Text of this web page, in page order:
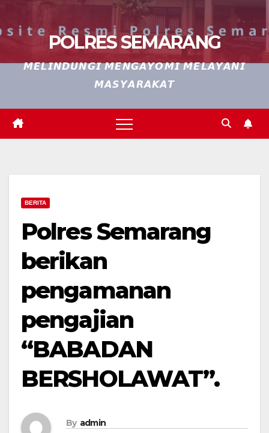
POLRES SEMARANG
𝙈𝙀𝙇𝙄𝙉𝘿𝙐𝙉𝙂𝙄 𝙈𝙀𝙉𝙂𝘼𝙔𝙊𝙈𝙄 𝙈𝙀𝙇𝘼𝙔𝘼𝙉𝙄
𝙈𝘼𝙎𝙔𝘼𝙍𝘼𝙆𝘼𝙏
BERITA
Polres Semarang
berikan
pengamanan
pengajian
“BABADAN
BERSHOLAWAT”.
By admin